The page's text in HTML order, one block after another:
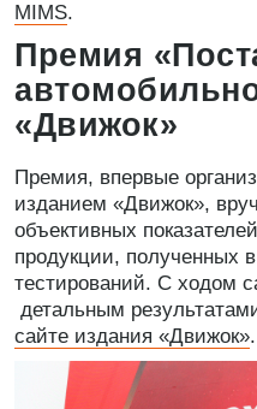
MIMS.
Премия
«Движок»
Премия, впервые
изданием «Движок»,
объективных
продукции, полученных
тестирований. С ходом
детальным
сайте издания «Движок».